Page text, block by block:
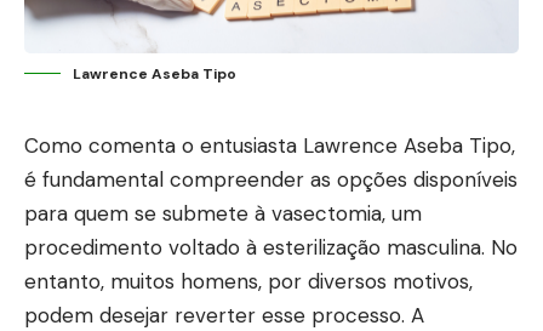
Lawrence Aseba Tipo
Como comenta o entusiasta Lawrence Aseba Tipo,
é fundamental compreender as opções disponíveis
para quem se submete à vasectomia, um
procedimento voltado à esterilização masculina. No
entanto, muitos homens, por diversos motivos,
podem desejar reverter esse processo. A